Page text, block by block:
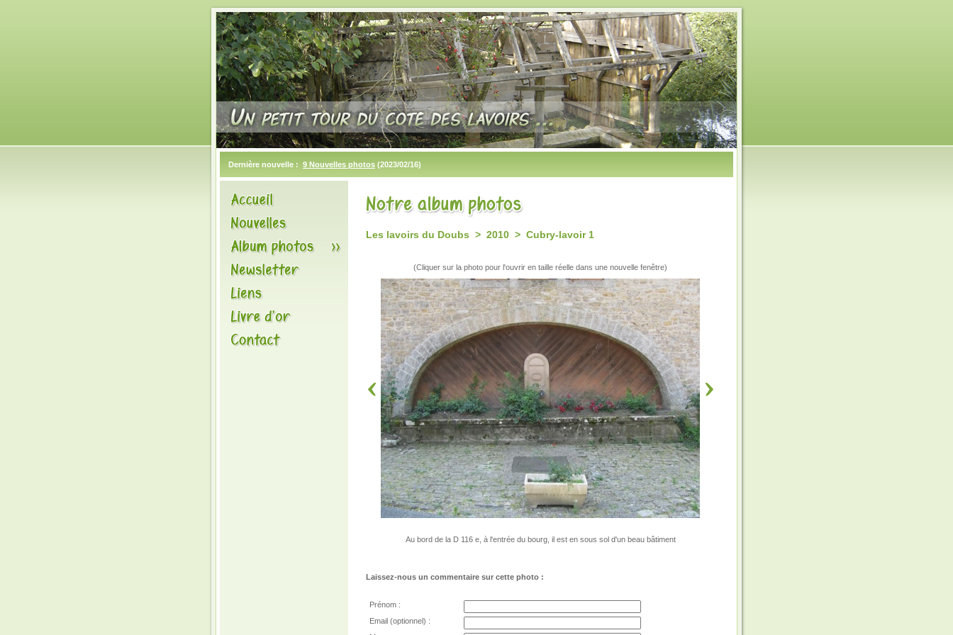
Dernière nouvelle : 9 Nouvelles photos (2023/02/16)
Les lavoirs du Doubs > 2010 > Cubry-lavoir 1
(Cliquer sur la photo pour l'ouvrir en taille réelle dans une nouvelle fenêtre)
Au bord de la D 116 e, à l'entrée du bourg, il est en sous sol d'un beau bâtiment
Laissez-nous un commentaire sur cette photo :
Prénom :
Email (optionnel) :